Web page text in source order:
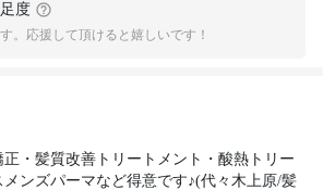
度
。応援して頂けると嬉しいです！
・髪質改善トリートメント・酸熱トリー
メンズパーマなど得意です♪(代々木上原/髪